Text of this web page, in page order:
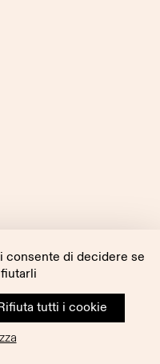
consente di decidere se
tutti i cookie